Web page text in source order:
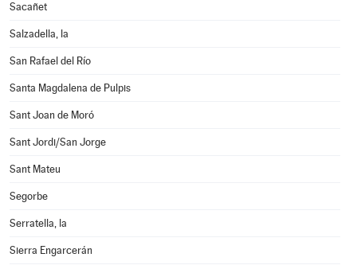
Sacañet
Salzadella, la
San Rafael del Río
Santa Magdalena de Pulpis
Sant Joan de Moró
Sant Jordi/San Jorge
Sant Mateu
Segorbe
Serratella, la
Sierra Engarcerán